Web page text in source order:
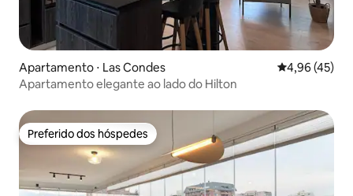
Apartamento ⋅ Las Condes 4,96 de uma
4,96 (45)
Apartamento elegante ao lado do Hilton
Preferido dos hóspedes
Preferido dos hóspedes